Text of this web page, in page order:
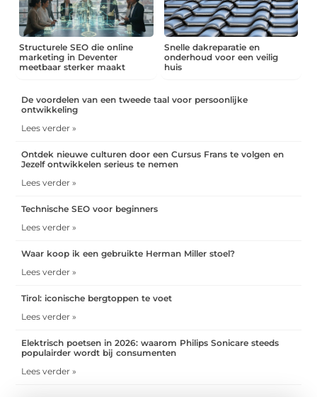
Structurele SEO die online
marketing in Deventer
meetbaar sterker maakt
Snelle dakreparatie en
onderhoud voor een veilig
huis
De voordelen van een tweede taal voor persoonlijke
ontwikkeling
Lees verder »
Ontdek nieuwe culturen door een Cursus Frans te volgen en
Jezelf ontwikkelen serieus te nemen
Lees verder »
Technische SEO voor beginners
Lees verder »
Waar koop ik een gebruikte Herman Miller stoel?
Lees verder »
Tirol: iconische bergtoppen te voet
Lees verder »
Elektrisch poetsen in 2026: waarom Philips Sonicare steeds
populairder wordt bij consumenten
Lees verder »